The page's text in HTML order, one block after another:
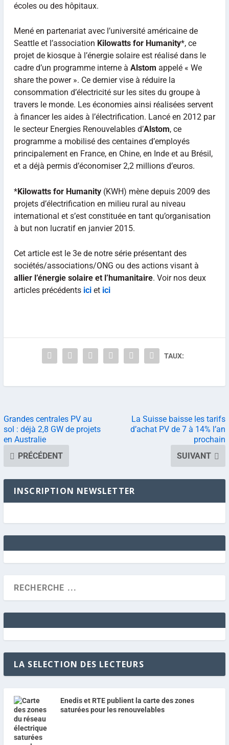
écoles ou des hôpitaux.
Mené en partenariat avec l’université américaine de
Seattle et l’association Kilowatts for Humanity*, ce
projet de kiosque à l’énergie solaire est réalisé dans le
cadre d’un programme interne à Alstom appelé « We
share the power ». Ce dernier vise à réduire la
consommation d’électricité sur les sites du groupe à
travers le monde. Les économies ainsi réalisées servent
à financer les aides à l’électrification. Lancé en 2012 par
le secteur Energies Renouvelables d’Alstom, ce
programme a mobilisé des centaines d’employés
principalement en France, en Chine, en Inde et au Brésil,
et a déjà permis d’économiser 2,2 millions d’euros.
*Kilowatts for Humanity(KWH) mène depuis 2009 des
projets d’électrification en milieu rural au niveau
international et s’est constituée en tant qu’organisation
à but non lucratif en janvier 2015.
Cet article est le 3e de notre série présentant des
sociétés/associations/ONG ou des actions visant à
allier l’énergie solaire et l’humanitaire. Voir nos deux
articles précédents iciet ici
TAUX:
Grandes centrales PV au
sol : déjà 2,8 GW de projets
en Australie
PRÉCÉDENT
La Suisse baisse les tarifs
d’achat PV de 7 à 14% l’an
prochain
SUIVANT
INSCRIPTION NEWSLETTER
LA SELECTION DES LECTEURS
Enedis et RTE publient la carte des zones
saturées pour les renouvelables